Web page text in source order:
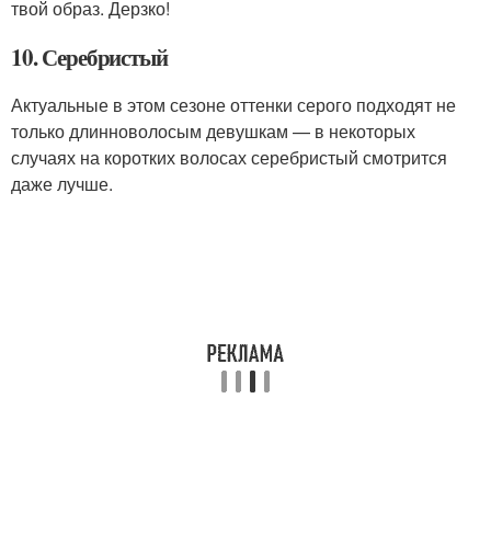
твой образ. Дерзко!
10. Серебристый
Актуальные в этом сезоне оттенки серого подходят не
только длинноволосым девушкам — в некоторых
случаях на коротких волосах серебристый смотрится
даже лучше.